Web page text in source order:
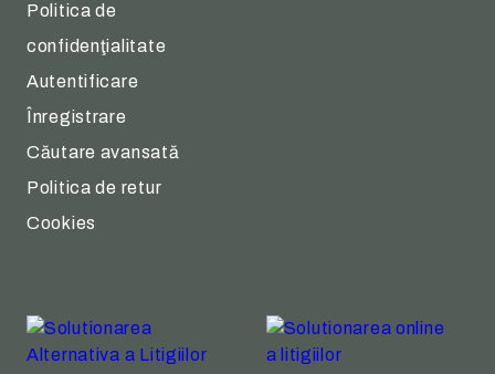
Politica de
confidenţialitate
Autentificare
Înregistrare
Căutare avansată
Politica de retur
Cookies